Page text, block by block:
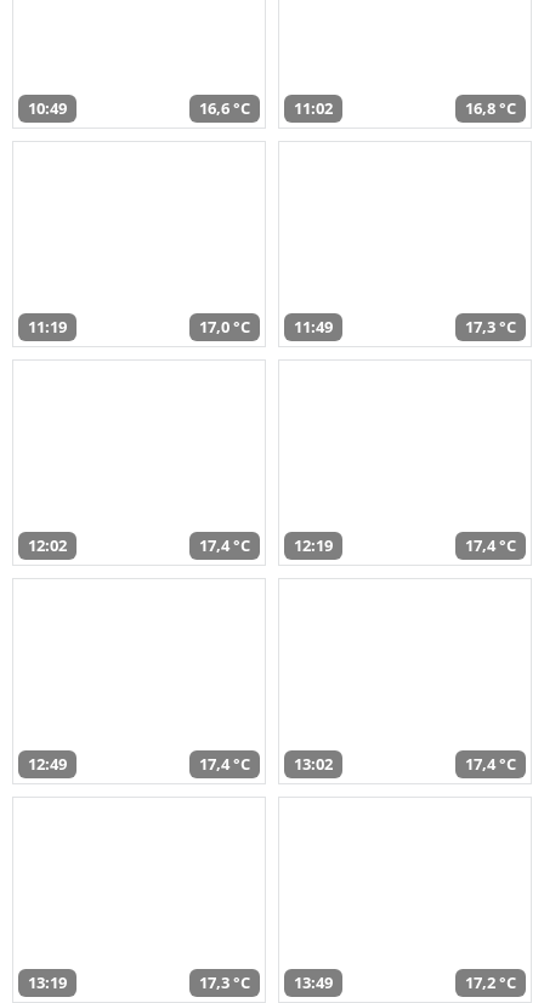
10:49 16,6 °C 11:02 16,8 °C
11:19 17,0 °C 11:49 17,3 °C
12:02 17,4 °C 12:19 17,4 °C
12:49 17,4 °C 13:02 17,4 °C
13:19 17,3 °C 13:49 17,2 °C